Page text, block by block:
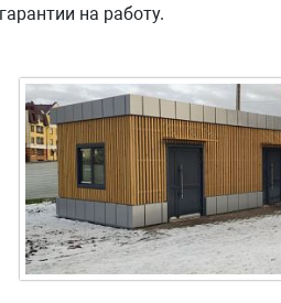
на работу.